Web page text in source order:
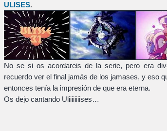
ULISES.
No se si os acordareis de la serie, pero era
recuerdo ver el final jamás de los jamases, y eso
entonces tenía la impresión de que era eterna.
Os dejo cantando Uliiiiiiiises…